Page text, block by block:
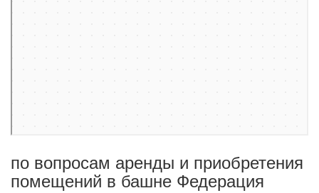
по вопросам аренды и приобретения
помещений в башне Федерация